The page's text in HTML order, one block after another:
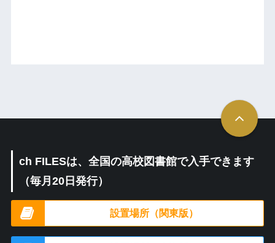
ch FILESは、全国の高校図書館で入手できます
（毎月20日発行）
設置場所（関東版）